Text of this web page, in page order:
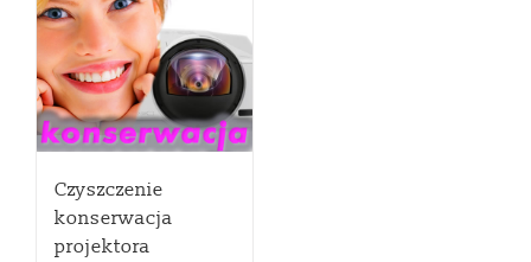
Czyszczenie
konserwacja
projektora